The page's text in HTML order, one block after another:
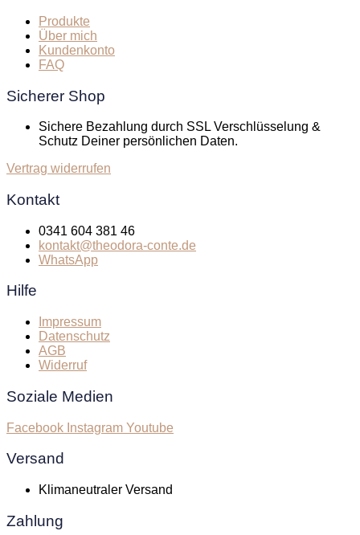
Produkte
Über mich
Kundenkonto
FAQ
Sicherer Shop
Sichere Bezahlung durch SSL Verschlüsselung &
Schutz Deiner persönlichen Daten.
Vertrag widerrufen
Kontakt
0341 604 381 46
kontakt@theodora-conte.de
WhatsApp
Hilfe
Impressum
Datenschutz
AGB
Widerruf
Soziale Medien
Facebook Instagram Youtube
Versand
Klimaneutraler Versand
Zahlung